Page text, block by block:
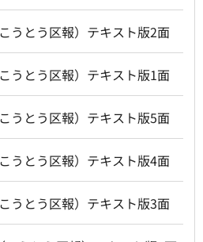
うとう区報）テキスト版2面
うとう区報）テキスト版1面
うとう区報）テキスト版5面
うとう区報）テキスト版4面
うとう区報）テキスト版3面